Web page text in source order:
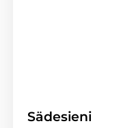
Sädesieni